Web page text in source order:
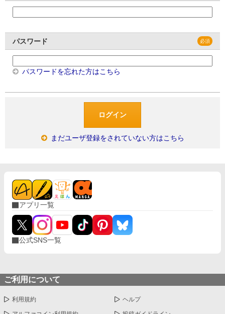
パスワード
パスワードを忘れた方はこちら
まだユーザ登録をされていない方はこちら
アプリ一覧
公式SNS一覧
ご利用について
利用規約 ヘルプ